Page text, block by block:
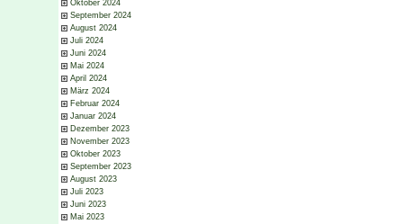
Oktober 2024
September 2024
August 2024
Juli 2024
Juni 2024
Mai 2024
April 2024
März 2024
Februar 2024
Januar 2024
Dezember 2023
November 2023
Oktober 2023
September 2023
August 2023
Juli 2023
Juni 2023
Mai 2023